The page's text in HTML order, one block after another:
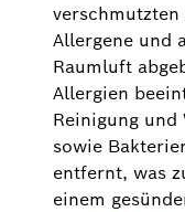
Allergene und
Raumluft
Allergien
Reinigung
sowie
entfernt, was
einem